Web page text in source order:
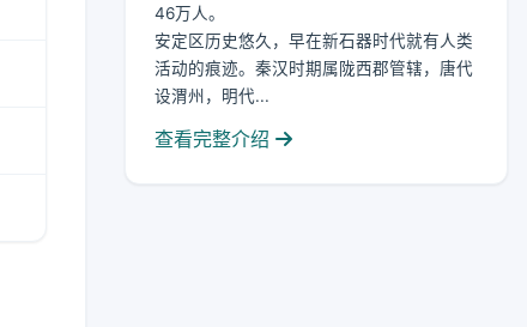
46万人。
安定区历史悠久，早在新石器时代就有人类
活动的痕迹。秦汉时期属陇西郡管辖，唐代
设渭州，明代...
查看完整介绍